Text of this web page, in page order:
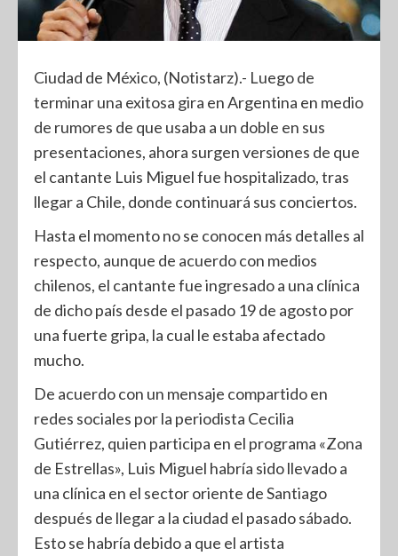
Ciudad de México, (Notistarz).- Luego de
terminar una exitosa gira en Argentina en medio
de rumores de que usaba a un doble en sus
presentaciones, ahora surgen versiones de que
el cantante Luis Miguel fue hospitalizado, tras
llegar a Chile, donde continuará sus conciertos.
Hasta el momento no se conocen más detalles al
respecto, aunque de acuerdo con medios
chilenos, el cantante fue ingresado a una clínica
de dicho país desde el pasado 19 de agosto por
una fuerte gripa, la cual le estaba afectado
mucho.
De acuerdo con un mensaje compartido en
redes sociales por la periodista Cecilia
Gutiérrez, quien participa en el programa «Zona
de Estrellas», Luis Miguel habría sido llevado a
una clínica en el sector oriente de Santiago
después de llegar a la ciudad el pasado sábado.
Esto se habría debido a que el artista